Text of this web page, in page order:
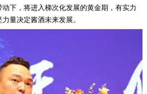
下，将进入梯次化发展的黄金期，有实力
量决定酱酒未来发展。